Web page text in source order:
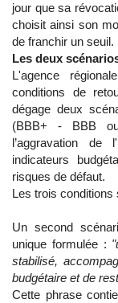
jour que sa
choisit ainsi son
de franchir un seuil.
Les deux
L'agence
conditions de
dégage deux
(BBB+ - BBB
l’aggravation de
indicateurs
risques de défaut.
Les trois conditions
Un second
unique formulée :
stabilisé,
budgétaire et de
Cette phrase